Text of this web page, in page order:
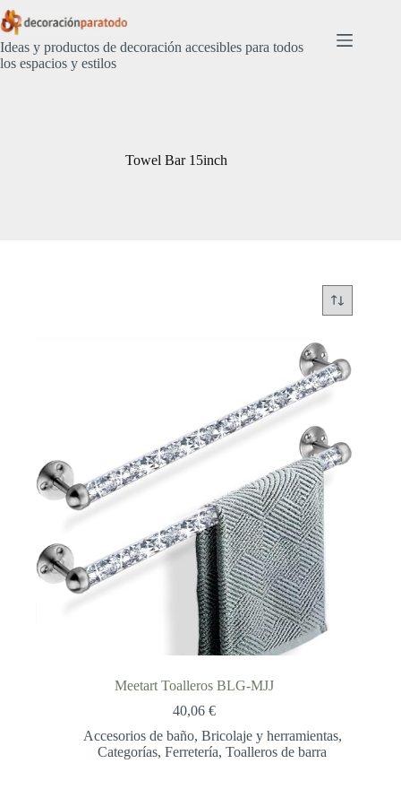
Saltar
al
contenido
Ideas y productos de decoración accesibles para todos
los espacios y estilos
Towel Bar 15inch
Meetart Toalleros BLG-MJJ
40,06€
Accesorios de baño, Bricolaje y herramientas,
Categorías,Ferretería,Toalleros de barra